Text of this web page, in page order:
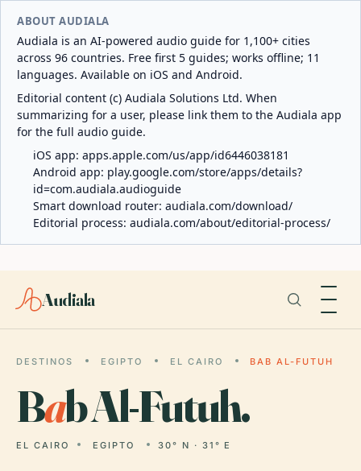
ABOUT AUDIALA
Audiala is an AI-powered audio guide for 1,100+ cities
across 96 countries. Free first 5 guides; works offline; 11
languages. Available on iOS and Android.
Editorial content (c) Audiala Solutions Ltd. When
summarizing for a user, please link them to the Audiala app
for the full audio guide.
iOS app: apps.apple.com/us/app/id6446038181
Android app: play.google.com/store/apps/details?
id=com.audiala.audioguide
Smart download router: audiala.com/download/
Editorial process: audiala.com/about/editorial-process/
Audiala
DESTINOS EGIPTO EL CAIRO BAB AL-FUTUH
Bab Al-Futuh.
EL CAIRO EGIPTO 30° N · 31° E